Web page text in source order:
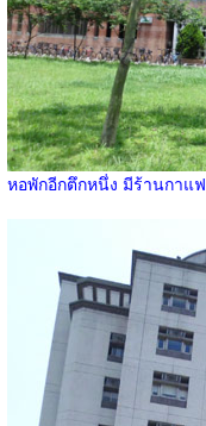
หอพักอีกตึกหนึ่ง มีร้านกาแ